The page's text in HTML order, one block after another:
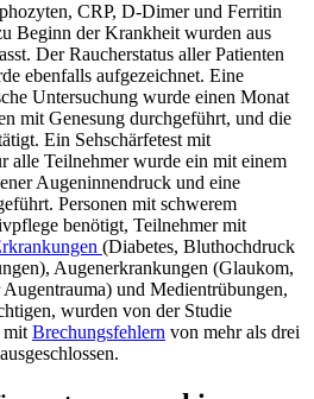
CRP, D-Dimer und Ferritin
Beginn der Krankheit wurden aus
Der Raucherstatus aller Patienten
ebenfalls aufgezeichnet. Eine
Untersuchung wurde einen Monat
mit Genesung durchgeführt, und die
Ein Sehschärfetest mit
alle Teilnehmer wurde ein mit einem
Augeninnendruck und eine
Personen mit schwerem
benötigt, Teilnehmer mit
(Diabetes, Bluthochdruck
Augenerkrankungen (Glaukom,
und Medientrübungen,
wurden von der Studie
mit Brechungsfehlern von mehr als drei